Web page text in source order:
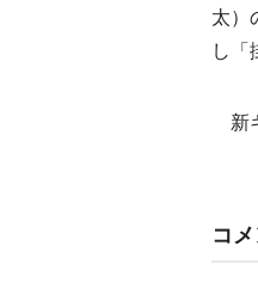
太）
し「
新
コ